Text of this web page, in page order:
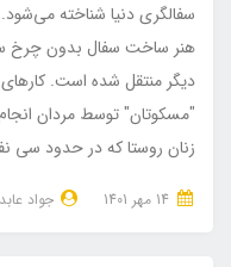
سفالگری دنیا شناخته
هنر ساخت سفال بدون چرخ
دیگر منتقل شده است. کارهای
"مسکوتان" توسط مردان
زنان روستا که در حدود سی
جواد